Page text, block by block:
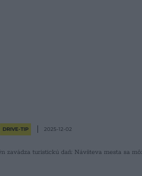
DRIVE-TIP 2025-12-02
zavádza turistickú daň: Návšteva mesta sa